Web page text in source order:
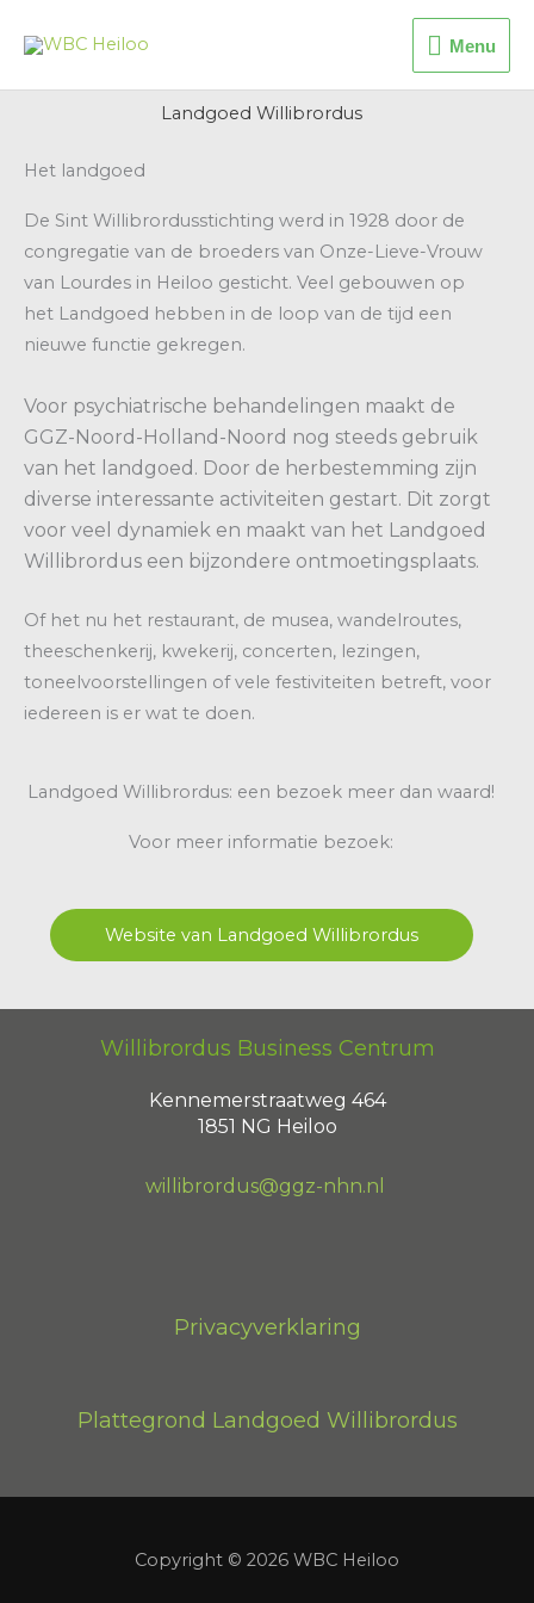
naar
Menu
Menu
Landgoed Willibrordus
Het landgoed
De Sint Willibrordusstichting werd in 1928 door de
congregatie van de broeders van Onze-Lieve-Vrouw
van Lourdes in Heiloo gesticht. Veel gebouwen op
het Landgoed hebben in de loop van de tijd een
nieuwe functie gekregen.
Voor psychiatrische behandelingen maakt de
GGZ-Noord-Holland-Noord nog steeds gebruik
van het landgoed. Door de herbestemming zijn
diverse interessante activiteiten gestart. Dit zorgt
voor veel dynamiek en maakt van het Landgoed
Willibrordus een bijzondere ontmoetingsplaats.
Of het nu het restaurant, de musea, wandelroutes,
theeschenkerij, kwekerij, concerten, lezingen,
toneelvoorstellingen of vele festiviteiten betreft, voor
iedereen is er wat te doen.
Landgoed Willibrordus: een bezoek meer dan waard!
Voor meer informatie bezoek:
Website van Landgoed Willibrordus
Willibrordus Business Centrum
Kennemerstraatweg 464
1851 NG Heiloo
willibrordus@ggz-nhn.nl
Privacyverklaring
Plattegrond Landgoed Willibrordus
Copyright © 2026 WBC Heiloo